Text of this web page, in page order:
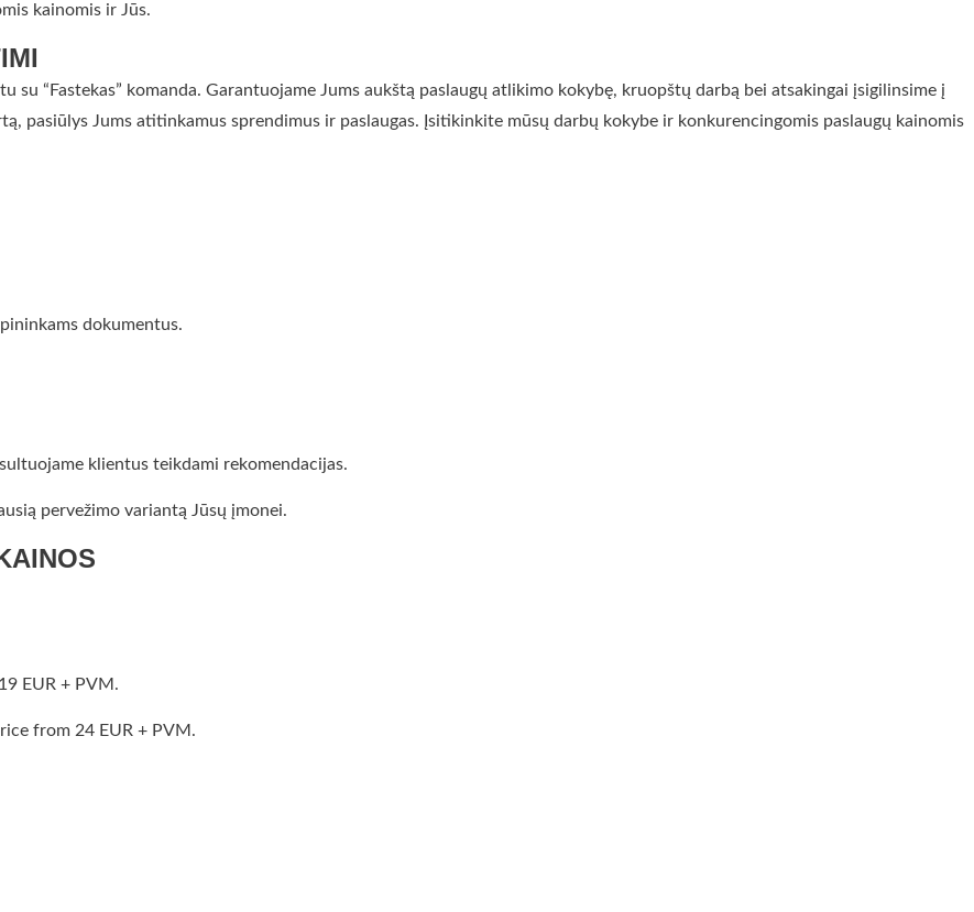
kainomis ir Jūs.
su “Fastekas” komanda. Garantuojame Jums aukštą paslaugų atlikimo kokybę, kruopštų darbą bei atsakingai įsigilinsime į
pasiūlys Jums atitinkamus sprendimus ir paslaugas. Įsitikinkite mūsų darbų kokybe ir konkurencingomis paslaugų kainomis
dokumentus.
klientus teikdami rekomendacijas.
pervežimo variantą Jūsų įmonei.
EUR + PVM.
from 24 EUR + PVM.